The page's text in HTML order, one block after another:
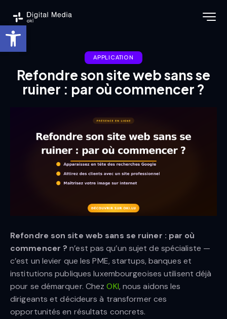
Ouvrir la barre d’outils
APPLICATION
Refondre son site web sans se
ruiner : par où commencer ?
Refondre son site web sans se ruiner : par où
commencer ? n’est pas qu’un sujet de spécialiste —
c’est un levier que les PME, startups, banques et
institutions publiques luxembourgeoises utilisent déjà
pour se démarquer. ChezOKI, nous aidons les
dirigeants et décideurs à transformer ces
opportunités en résultats concrets.